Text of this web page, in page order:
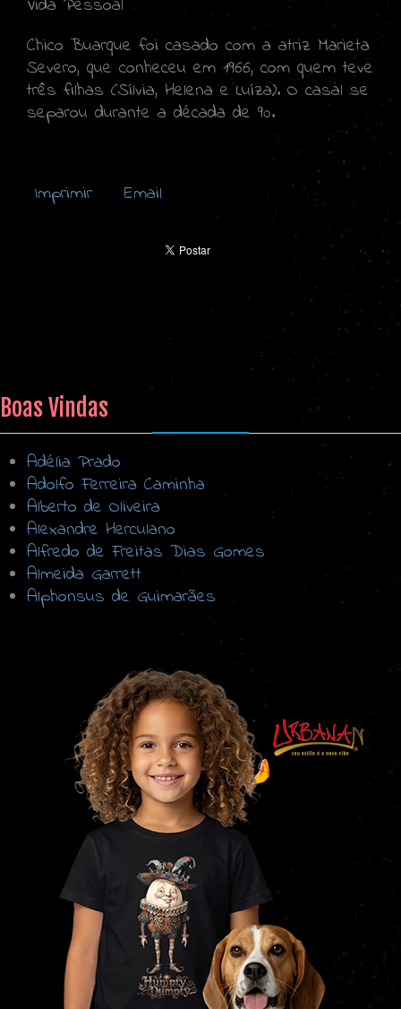
Vida Pessoal
Chico Buarque foi casado com a atriz Marieta
Severo, que conheceu em 1966, com quem teve
três filhas (Sílvia, Helena e Luíza). O casal se
separou durante a década de 90.
Imprimir Email
Boas Vindas
Adélia Prado
Adolfo Ferreira Caminha
Alberto de Oliveira
Alexandre Herculano
Alfredo de Freitas Dias Gomes
Almeida Garrett
Alphonsus de Guimarães